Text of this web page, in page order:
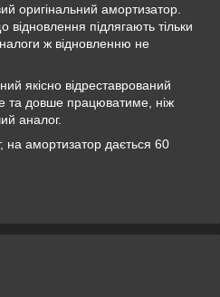
оригінальний амортизатор.
підлягають тільки
ж відновленню не
якісно відреставрований
та довше працюватиме, ніж
аналог.
на амортизатор дається 60